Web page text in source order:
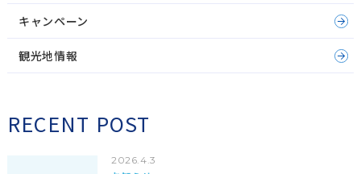
キャンペーン
観光地情報
RECENT POST
2026.4.3